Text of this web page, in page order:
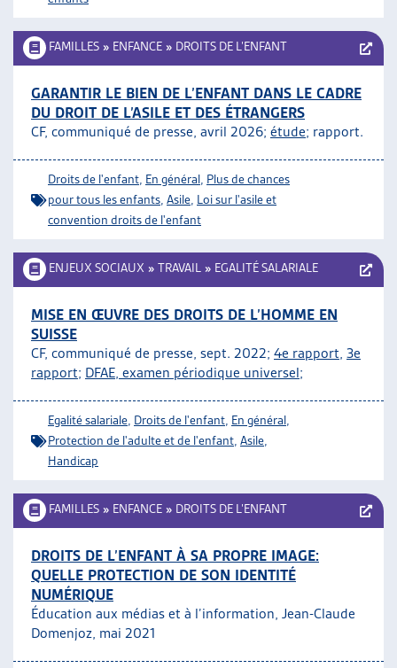
FAMILLES » ENFANCE » DROITS DE L’ENFANT
GARANTIR LE BIEN DE L’ENFANT DANS LE CADRE
DU DROIT DE L’ASILE ET DES ÉTRANGERS
CF, communiqué de presse, avril 2026; étude; rapport.
Droits de l'enfant En général Plus de chances
pour tous les enfants Asile Loi sur l'asile et
convention droits de l'enfant
ENJEUX SOCIAUX » TRAVAIL » EGALITÉ SALARIALE
MISE EN ŒUVRE DES DROITS DE L’HOMME EN
SUISSE
CF, communiqué de presse, sept. 2022; 4e rapport, 3e
rapport; DFAE, examen périodique universel;
Egalité salariale Droits de l'enfant En général
Protection de l'adulte et de l'enfant Asile
Handicap
FAMILLES » ENFANCE » DROITS DE L’ENFANT
DROITS DE L’ENFANT À SA PROPRE IMAGE:
QUELLE PROTECTION DE SON IDENTITÉ
NUMÉRIQUE
Éducation aux médias et à l’information, Jean-Claude
Domenjoz, mai 2021